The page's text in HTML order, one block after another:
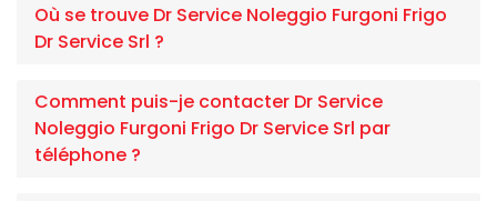
Où se trouve Dr Service Noleggio Furgoni Frigo
Dr Service Srl ?
Comment puis-je contacter Dr Service
Noleggio Furgoni Frigo Dr Service Srl par
téléphone ?